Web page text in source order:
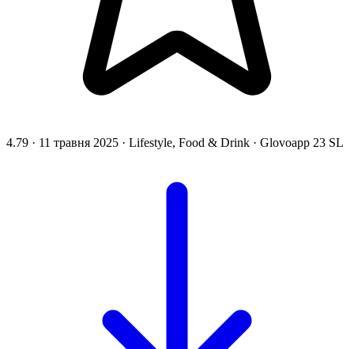
4.79 · 11 травня 2025 · Lifestyle, Food & Drink · Glovoapp 23 SL